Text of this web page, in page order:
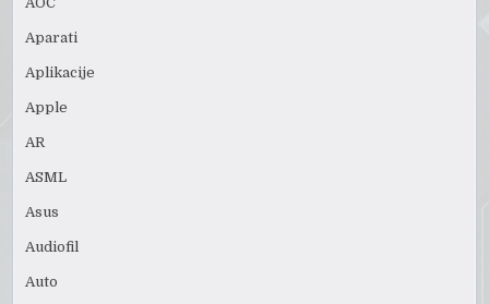
Aparati
Aplikacije
Apple
AR
ASML
Asus
Audiofil
Auto